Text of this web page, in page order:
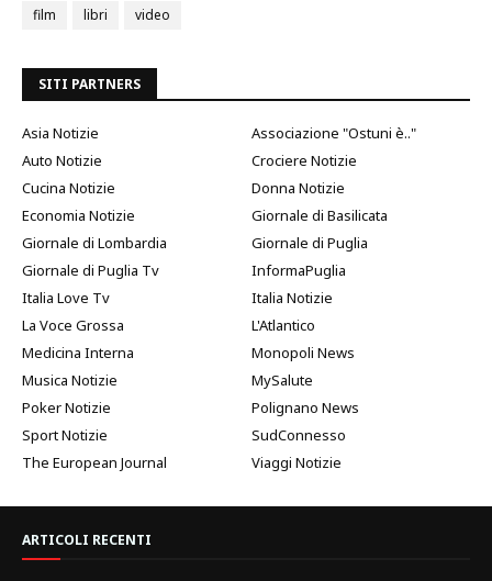
film
libri video
SITI PARTNERS
Asia Notizie
Associazione "Ostuni è.."
Auto Notizie
Crociere Notizie
Cucina Notizie
Donna Notizie
Economia Notizie
Giornale di Basilicata
Giornale di Lombardia
Giornale di Puglia
Giornale di Puglia Tv
InformaPuglia
Italia Love Tv
Italia Notizie
La Voce Grossa
L'Atlantico
Medicina Interna
Monopoli News
Musica Notizie
MySalute
Poker Notizie
Polignano News
Sport Notizie
SudConnesso
The European Journal
Viaggi Notizie
ARTICOLI RECENTI